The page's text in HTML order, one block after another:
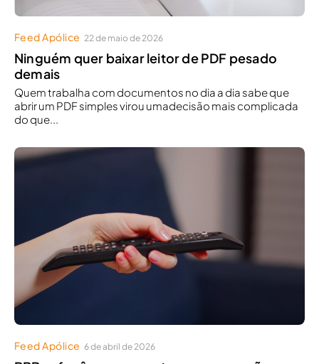
Feed Apólice 22 de maio de 2026
Ninguém quer baixar leitor de PDF pesado
demais
Quem trabalha com documentos no dia a dia sabe que
abrir um PDF simples virou umadecisão mais complicada
do que...
Feed Apólice 6 de abril de 2026